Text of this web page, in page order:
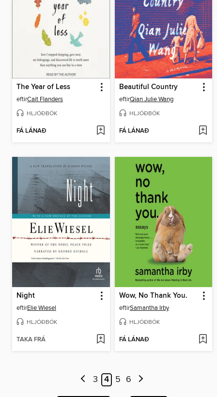
The Year of Less
eftirCait Flanders
HLJÓÐBÓK
FÁ LÁNAÐ
Beautiful Country
eftirQian Julie Wang
HLJÓÐBÓK
FÁ LÁNAÐ
Night
eftirElie Wiesel
HLJÓÐBÓK
TAKA FRÁ
Wow, No Thank You.
eftirSamantha Irby
HLJÓÐBÓK
FÁ LÁNAÐ
3 4 5 6